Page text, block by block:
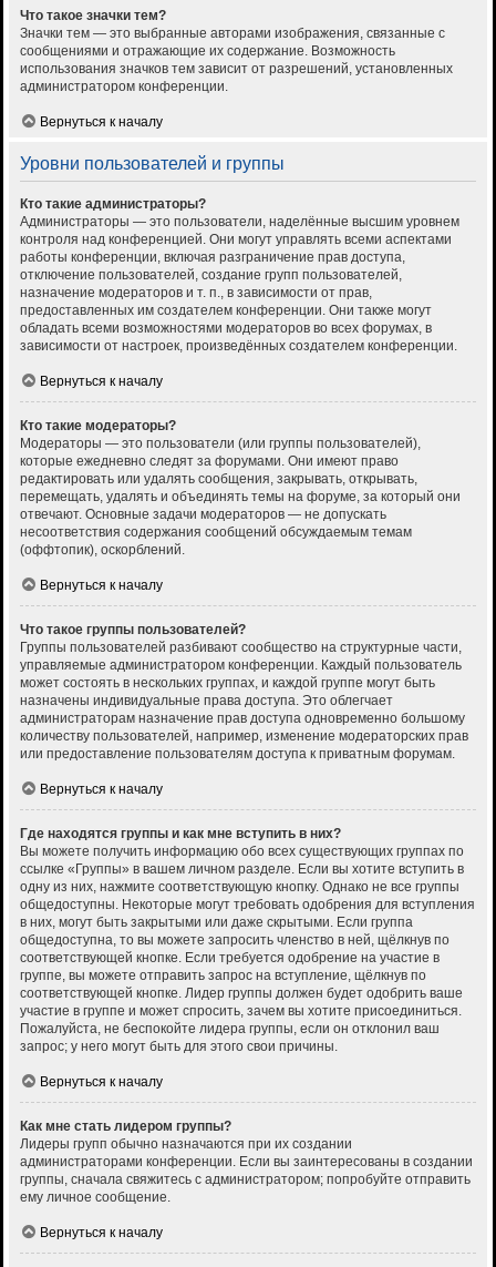
Что такое значки тем?
Значки тем — это выбранные авторами изображения, связанные с
сообщениями и отражающие их содержание. Возможность
использования значков тем зависит от разрешений, установленных
администратором конференции.
Вернуться к началу
Уровни пользователей и группы
Кто такие администраторы?
Администраторы — это пользователи, наделённые высшим уровнем
контроля над конференцией. Они могут управлять всеми аспектами
работы конференции, включая разграничение прав доступа,
отключение пользователей, создание групп пользователей,
назначение модераторов и т. п., в зависимости от прав,
предоставленных им создателем конференции. Они также могут
обладать всеми возможностями модераторов во всех форумах, в
зависимости от настроек, произведённых создателем конференции.
Вернуться к началу
Кто такие модераторы?
Модераторы — это пользователи (или группы пользователей),
которые ежедневно следят за форумами. Они имеют право
редактировать или удалять сообщения, закрывать, открывать,
перемещать, удалять и объединять темы на форуме, за который они
отвечают. Основные задачи модераторов — не допускать
несоответствия содержания сообщений обсуждаемым темам
(оффтопик), оскорблений.
Вернуться к началу
Что такое группы пользователей?
Группы пользователей разбивают сообщество на структурные части,
управляемые администратором конференции. Каждый пользователь
может состоять в нескольких группах, и каждой группе могут быть
назначены индивидуальные права доступа. Это облегчает
администраторам назначение прав доступа одновременно большому
количеству пользователей, например, изменение модераторских прав
или предоставление пользователям доступа к приватным форумам.
Вернуться к началу
Где находятся группы и как мне вступить в них?
Вы можете получить информацию обо всех существующих группах по
ссылке «Группы» в вашем личном разделе. Если вы хотите вступить в
одну из них, нажмите соответствующую кнопку. Однако не все группы
общедоступны. Некоторые могут требовать одобрения для вступления
в них, могут быть закрытыми или даже скрытыми. Если группа
общедоступна, то вы можете запросить членство в ней, щёлкнув по
соответствующей кнопке. Если требуется одобрение на участие в
группе, вы можете отправить запрос на вступление, щёлкнув по
соответствующей кнопке. Лидер группы должен будет одобрить ваше
участие в группе и может спросить, зачем вы хотите присоединиться.
Пожалуйста, не беспокойте лидера группы, если он отклонил ваш
запрос; у него могут быть для этого свои причины.
Вернуться к началу
Как мне стать лидером группы?
Лидеры групп обычно назначаются при их создании
администраторами конференции. Если вы заинтересованы в создании
группы, сначала свяжитесь с администратором; попробуйте отправить
ему личное сообщение.
Вернуться к началу